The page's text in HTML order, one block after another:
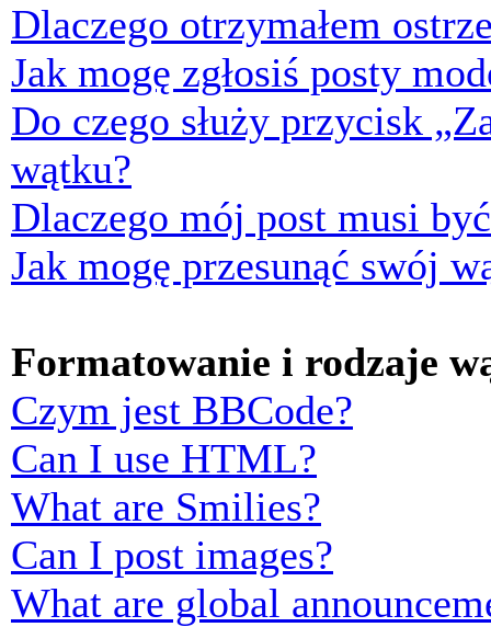
Dlaczego otrzymałem
Jak mogę zgłosiś posty
Do czego służy przycisk
wątku?
Dlaczego mój post musi
Jak mogę przesunąć swój
Formatowanie i rodzaje
Czym jest BBCode?
Can I use HTML?
What are Smilies?
Can I post images?
What are global